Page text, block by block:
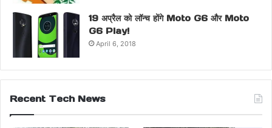
19 अप्रैल को लॉन्च होंगे Moto G6 और Moto
G6 Play!
April 6, 2018
Recent Tech News